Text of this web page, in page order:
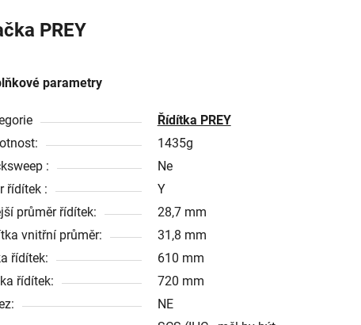
PREY
parametry
Řídítka PREY
1435g
:
Ne
řídítek :
Y
průměr řídítek:
28,7 mm
vnitřní průměr:
31,8 mm
řídítek:
610 mm
řídítek:
720 mm
NE